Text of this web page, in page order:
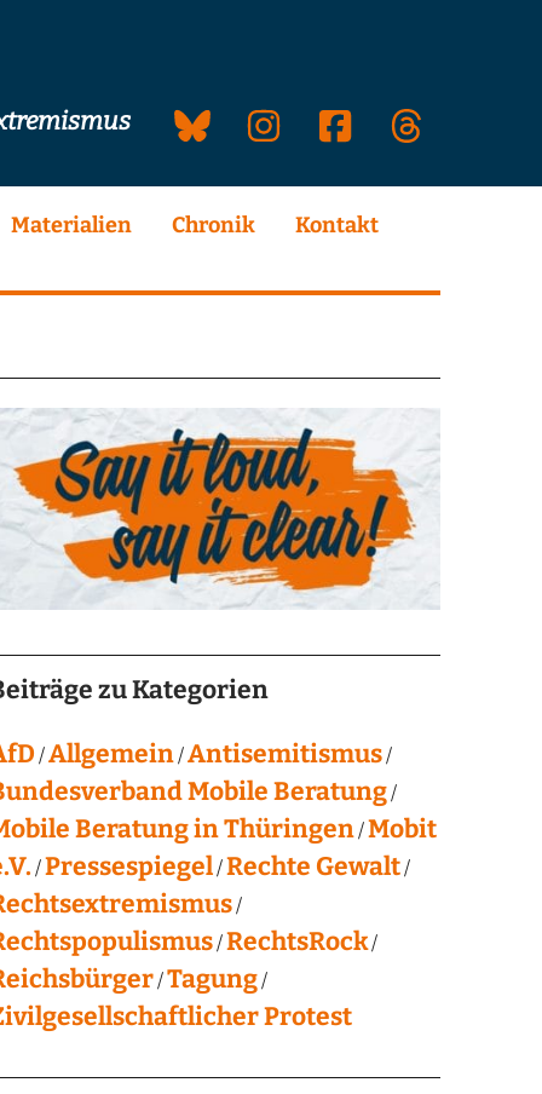
Materialien Chronik Kontakt
zu Kategorien
Allgemein Antisemitismus
Mobile Beratung
Beratung in Thüringen Mobit
Pressespiegel Rechte Gewalt
RechtsRock
Tagung
Protest